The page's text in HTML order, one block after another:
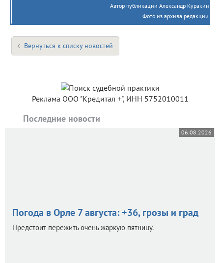
Автор публикации Александр Куракин
Фото из архива редакции
Вернуться к списку новостей
Реклама ООО "Кредитал +", ИНН 5752010011
Последние новости
06.08.2026
Погода в Орле 7 августа: +36, грозы и град
Предстоит пережить очень жаркую пятницу.